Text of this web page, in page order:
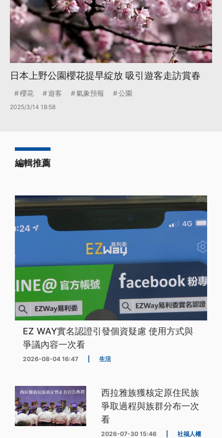
日本上野公園櫻花提早綻放 吸引遊客走訪賞春
櫻花 遊客 氣象預報 公園
2025/3/14 18:58
編輯推薦
EZ WAY實名認證引發個資疑慮 使用方式與
爭議內容一次看
2026-08-04 16:47 生活
西拉雅族獲核定原住民族
爭取過程與族群分布一次
看
2026-07-30 15:46 社福人權